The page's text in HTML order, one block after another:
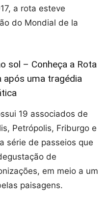
a rota esteve
do Mondial de la
sol – Conheça a Rota
após uma tragédia
19 associados de
Petrópolis, Friburgo e
série de passeios que
de
em meio a um
paisagens.